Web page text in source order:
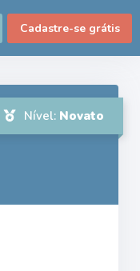
Cadastre-se grátis
Nível: Novato